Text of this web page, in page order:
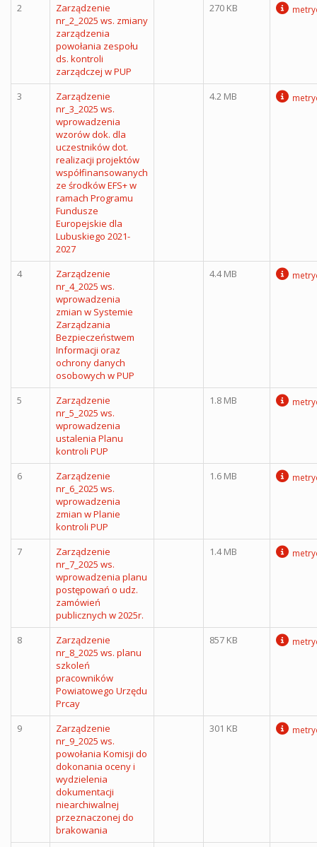
2
Zarządzenie
nr_2_2025 ws. zmiany
zarządzenia
powołania zespołu
ds. kontroli
zarządczej w PUP
270 KB
3
Zarządzenie
nr_3_2025 ws.
wprowadzenia
wzorów dok. dla
uczestników dot.
realizacji projektów
współfinansowanych
ze środków EFS+ w
ramach Programu
Fundusze
Europejskie dla
Lubuskiego 2021-
2027
4.2 MB
4
Zarządzenie
nr_4_2025 ws.
wprowadzenia
zmian w Systemie
Zarządzania
Bezpieczeństwem
Informacji oraz
ochrony danych
osobowych w PUP
4.4 MB
5
Zarządzenie
nr_5_2025 ws.
wprowadzenia
ustalenia Planu
kontroli PUP
1.8 MB
6
Zarządzenie
nr_6_2025 ws.
wprowadzenia
zmian w Planie
kontroli PUP
1.6 MB
7
Zarządzenie
nr_7_2025 ws.
wprowadzenia planu
postępowań o udz.
zamówień
publicznych w 2025r.
1.4 MB
8
Zarządzenie
nr_8_2025 ws. planu
szkoleń
pracowników
Powiatowego Urzędu
Prcay
857 KB
9
Zarządzenie
nr_9_2025 ws.
powołania Komisji do
dokonania oceny i
wydzielenia
dokumentacji
niearchiwalnej
przeznaczonej do
brakowania
301 KB